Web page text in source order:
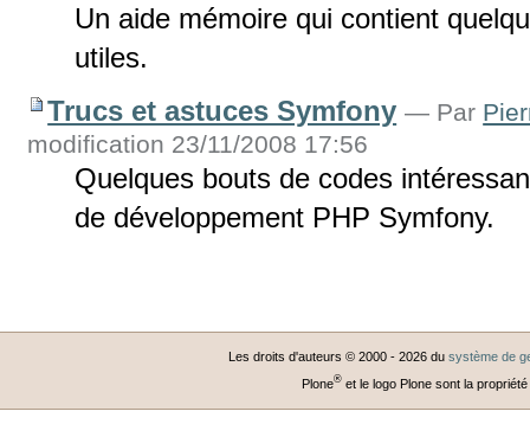
Un aide mémoire qui contient
utiles.
Trucs et astuces Symfony — Par
modification 23/11/2008 17:56
Quelques bouts de codes
de développement PHP Symfony.
Les droits d'auteurs © 2000 - 2026 du système de
Plone®et le logo Plone sont la